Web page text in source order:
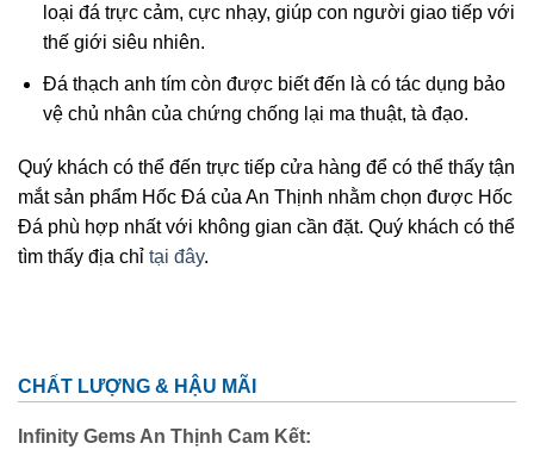
loại đá trực cảm, cực nhạy, giúp con người giao tiếp với
thế giới siêu nhiên.
Đá thạch anh tím còn được biết đến là có tác dụng bảo
vệ chủ nhân của chứng chống lại ma thuật, tà đạo.
Quý khách có thể đến trực tiếp cửa hàng để có thể thấy tận
mắt sản phẩm Hốc Đá của An Thịnh nhằm chọn được Hốc
Đá phù hợp nhất với không gian cần đặt. Quý khách có thể
tìm thấy địa chỉ tại đây.
CHẤT LƯỢNG & HẬU MÃI
Infinity Gems An Thịnh Cam Kết: